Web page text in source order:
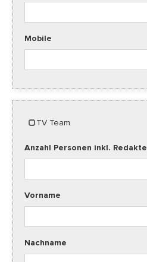
Mobile
TV Team
Anzahl Personen inkl.
Vorname
Nachname